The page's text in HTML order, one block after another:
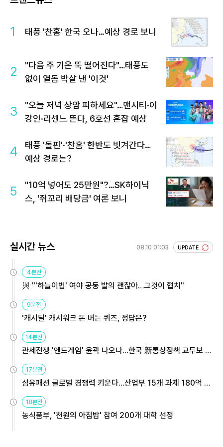
1 태풍 '찬홈' 한국 오나…예상 경로 보니
2
"다음 주 기온 뚝 떨어진다"…태풍도
없이 열돔 박살 낸 '이것'
3
"오늘 저녁 상암 피하세요"…맨시티·이
강인·리센느 뜬다, 6호선 혼잡 예상
4
태풍 '돌핀'·'찬홈' 한반도 빗겨간다…
예상 경로는?
5
"10억 넣어도 25만원"?…SK하이닉
스, '쥐꼬리 배당금' 여론 보니
실시간 뉴스 08.10 01:03 UPDATE
4분전
與 "'하늘이법' 여야 공동 발의 괜찮아…그것이 협치"
9분전
'캐시딜' 캐시워크 돈 버는 퀴즈, 정답은?
14분전
관세전쟁 '엔드게임' 윤곽 나오나…한국 新통상정책 교두보 활
17분전
섬유패션 글로벌 경쟁력 키운다…산업부 15개 과제 180억 지
18분전
농식품부, '천원의 아침밥' 참여 200개 대학 선정